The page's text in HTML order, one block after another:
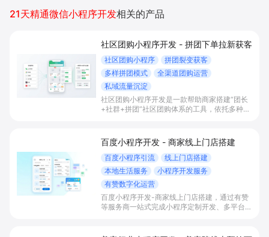
21天精通微信小程序开发相关的产品
社区团购小程序开发 - 拼团下单拉新获客
社区团购小程序
拼团裂变获客
多样拼团模式
全渠道团购运营
私域流量沉淀
社区团购小程序开发是一款帮助商家搭建“团长
+社群+拼团”社区团购体系的工具，依托多种拼
员。
百度小程序开发 - 商家线上门店搭建
百度小程序引流
线上门店搭建
本地生活服务
小程序开发服务
有赞数字化运营
百度小程序开发-商家线上门店搭建，通过有赞
等服务商一站式完成小程序定制开发、多平台联